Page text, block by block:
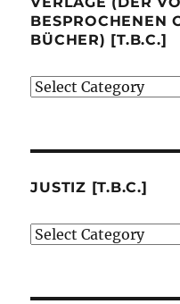
BESPROCHENEN
BÜCHER) [T.B.C.]
Verlage
besprochenen
erwähnten
JUSTIZ [T.B.C.]
Justiz